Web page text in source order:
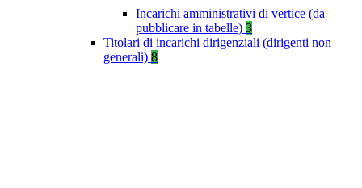
Incarichi amministrativi di vertice (da
pubblicare in tabelle) 3
Titolari di incarichi dirigenziali (dirigenti non
generali) 8